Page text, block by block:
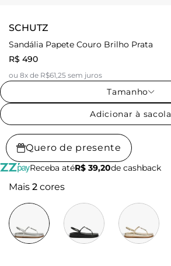
SCHUTZ
Sandália Papete Couro Brilho Prata
R$ 490
ou 8x de R$61,25 sem juros
Tamanho
Adicionar à sacola
Quero de presente
Receba atéR$ 39,20de cashback
Mais 2 cores